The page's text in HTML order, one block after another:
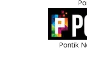
Pontik